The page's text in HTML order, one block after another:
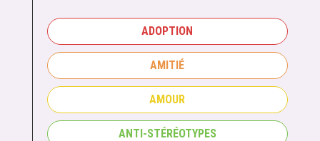
ADOPTION
AMITIÉ
AMOUR
ANTI-STÉRÉOTYPES